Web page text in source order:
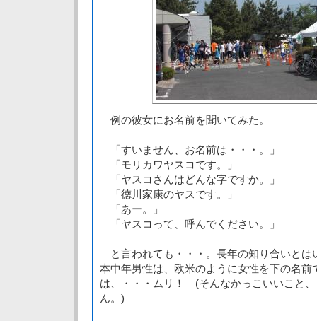
例の彼女にお名前を聞いてみた。
「すいません、お名前は・・・。」
「モリカワヤスコです。」
「ヤスコさんはどんな字ですか。」
「徳川家康のヤスです。」
「あー。」
「ヤスコって、呼んでください。」
と言われても・・・。長年の知り合いとは
本中年男性は、欧米のように女性を下の名前
は、・・・ムリ！ (そんなかっこいいこと
ん。)